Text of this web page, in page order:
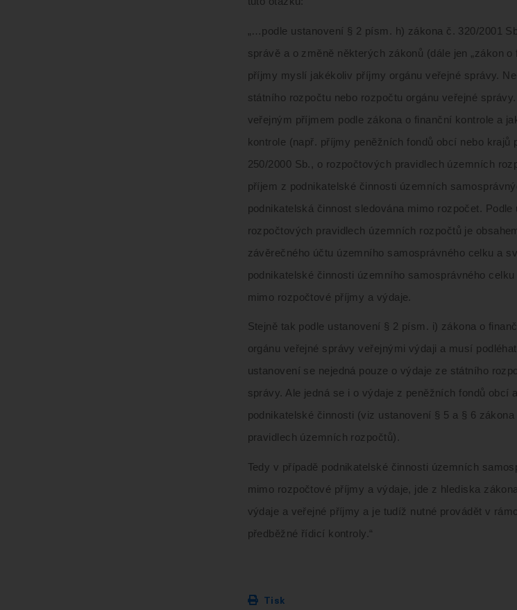
„…podle ustanovení § 2 písm. h) zákona č. 320/2001
správě a o změně některých zákonů (dále jen „zákon
příjmy myslí jakékoliv příjmy orgánu veřejné správy.
státního rozpočtu nebo rozpočtu orgánu veřejné
veřejným příjmem podle zákona o finanční kontrole a
kontrole (např. příjmy peněžních fondů obcí nebo krajů
250/2000 Sb., o rozpočtových pravidlech územních
příjem z podnikatelské činnosti územních
podnikatelská činnost sledována mimo rozpočet. Podle
rozpočtových pravidlech územních rozpočtů je
závěrečného účtu územního samosprávného celku a
podnikatelské činnosti územního samosprávného
mimo rozpočtové příjmy a výdaje.
Stejně tak podle ustanovení § 2 písm. i) zákona o
orgánu veřejné správy veřejnými výdaji a musí
ustanovení se nejedná pouze o výdaje ze státního
správy. Ale jedná se i o výdaje z peněžních fondů obcí
podnikatelské činnosti (viz ustanovení § 5 a § 6
pravidlech územních rozpočtů).
Tedy v případě podnikatelské činnosti územních
mimo rozpočtové příjmy a výdaje, jde z hlediska
výdaje a veřejné příjmy a je tudíž nutné provádět v
předběžné řídicí kontroly.“
Tisk